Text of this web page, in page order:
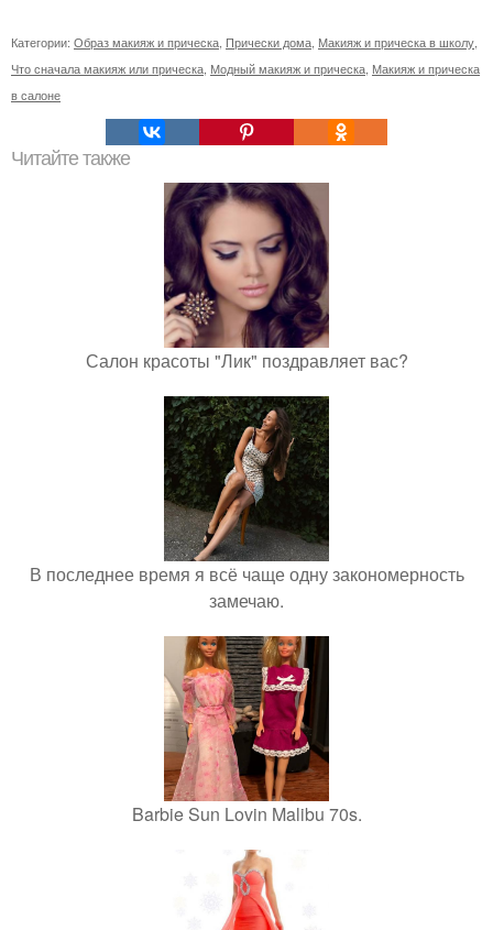
Категории: Образ макияж и прическа, Прически дома, Макияж и прическа в школу,
Что сначала макияж или прическа, Модный макияж и прическа, Макияж и прическа
в салоне
Читайте также
Салон красоты "Лик" поздравляет вас?
В последнее время я всё чаще одну закономерность
замечаю.
Barbie Sun Lovin Malibu 70s.